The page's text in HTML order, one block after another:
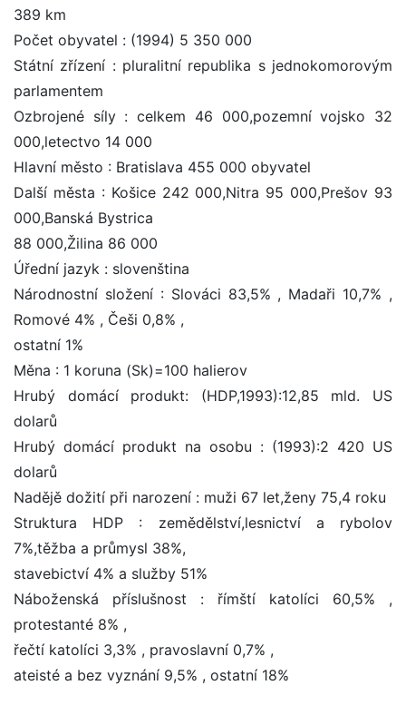
389 km
Počet obyvatel : (1994) 5 350 000
Státní zřízení : pluralitní republika s jednokomorovým
parlamentem
Ozbrojené síly : celkem 46 000,pozemní vojsko 32
000,letectvo 14 000
Hlavní město : Bratislava 455 000 obyvatel
Další města : Košice 242 000,Nitra 95 000,Prešov 93
000,Banská Bystrica
88 000,Žilina 86 000
Úřední jazyk : slovenština
Národnostní složení : Slováci 83,5% , Madaři 10,7% ,
Romové 4% , Češi 0,8% ,
ostatní 1%
Měna : 1 koruna (Sk)=100 halierov
Hrubý domácí produkt: (HDP,1993):12,85 mld. US
dolarů
Hrubý domácí produkt na osobu : (1993):2 420 US
dolarů
Nadějě dožití při narození : muži 67 let,ženy 75,4 roku
Struktura HDP : zemědělství,lesnictví a rybolov
7%,těžba a průmysl 38%,
stavebictví 4% a služby 51%
Náboženská příslušnost : římští katolíci 60,5% ,
protestanté 8% ,
řečtí katolíci 3,3% , pravoslavní 0,7% ,
ateisté a bez vyznání 9,5% , ostatní 18%